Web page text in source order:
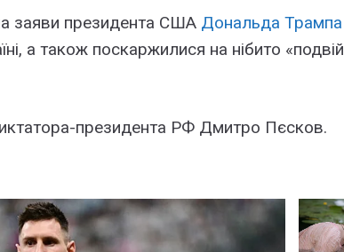
заяви президента США Дональда Трампа
а також поскаржилися на нібито
президента РФ Дмитро Пєсков.